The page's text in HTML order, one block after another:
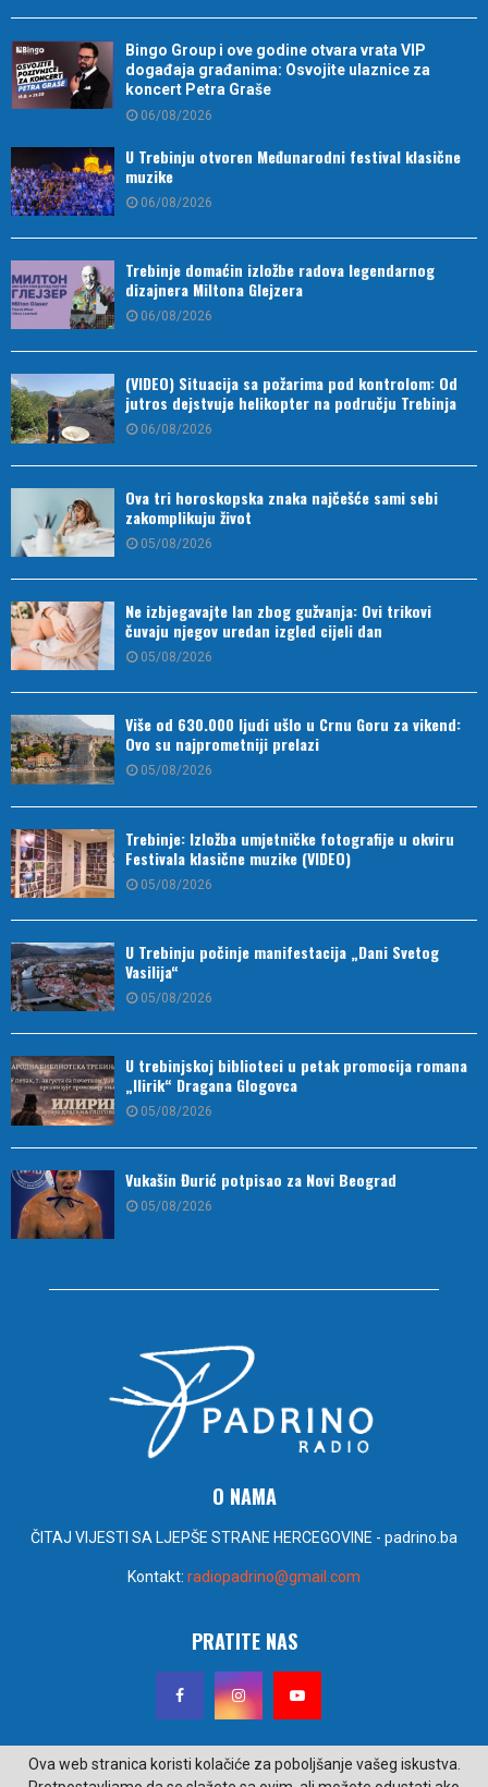
Bingo Group i ove godine otvara vrata VIP
događaja građanima: Osvojite ulaznice za
koncert Petra Graše
06/08/2026
U Trebinju otvoren Međunarodni festival klasične
muzike
06/08/2026
Trebinje domaćin izložbe radova legendarnog
dizajnera Miltona Glejzera
06/08/2026
(VIDEO) Situacija sa požarima pod kontrolom: Od
jutros dejstvuje helikopter na području Trebinja
06/08/2026
Ova tri horoskopska znaka najčešće sami sebi
zakomplikuju život
05/08/2026
Ne izbjegavajte lan zbog gužvanja: Ovi trikovi
čuvaju njegov uredan izgled cijeli dan
05/08/2026
Više od 630.000 ljudi ušlo u Crnu Goru za vikend:
Ovo su najprometniji prelazi
05/08/2026
Trebinje: Izložba umjetničke fotografije u okviru
Festivala klasične muzike (VIDEO)
05/08/2026
U Trebinju počinje manifestacija „Dani Svetog
Vasilija“
05/08/2026
U trebinjskoj biblioteci u petak promocija romana
„Ilirik“ Dragana Glogovca
05/08/2026
Vukašin Đurić potpisao za Novi Beograd
05/08/2026
O NAMA
ČITAJ VIJESTI SA LJEPŠE STRANE HERCEGOVINE - padrino.ba
Kontakt: radiopadrino@gmail.com
PRATITE NAS
Ova web stranica koristi kolačiće za poboljšanje vašeg iskustva.